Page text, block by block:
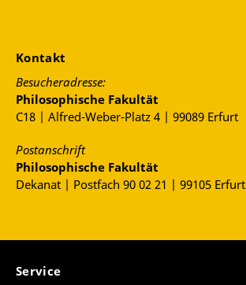
Kontakt
Besucheradresse:
Philosophische Fakultät
C18 | Alfred-Weber-Platz 4 | 99089 Erfurt
Postanschrift
Philosophische Fakultät
Dekanat | Postfach 90 02 21 | 99105 Erfurt
Service